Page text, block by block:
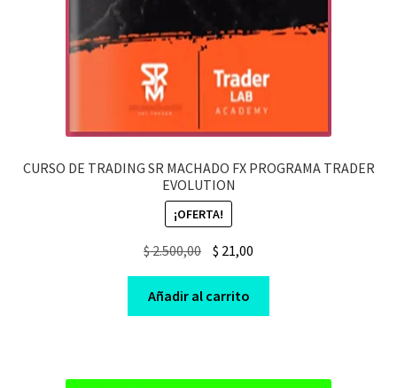
CURSO DE TRADING SR MACHADO FX PROGRAMA TRADER
EVOLUTION
¡OFERTA!
$2.500,00
Original
was:
$ 2.500,00.
$ 21,00Current
$ 21,00.
Añadir al carrito